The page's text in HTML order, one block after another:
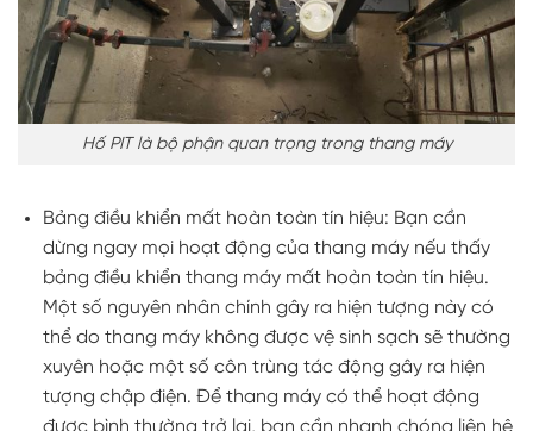
Hố PIT là bộ phận quan trọng trong thang máy
Bảng điều khiển mất hoàn toàn tín hiệu: Bạn cần
dừng ngay mọi hoạt động của thang máy nếu thấy
bảng điều khiển thang máy mất hoàn toàn tín hiệu.
Một số nguyên nhân chính gây ra hiện tượng này có
thể do thang máy không được vệ sinh sạch sẽ thường
xuyên hoặc một số côn trùng tác động gây ra hiện
tượng chập điện. Để thang máy có thể hoạt động
được bình thường trở lại, bạn cần nhanh chóng liên hệ